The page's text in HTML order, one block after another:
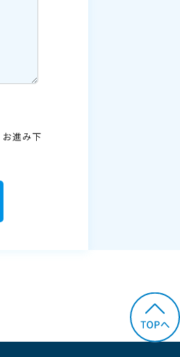
お進み下